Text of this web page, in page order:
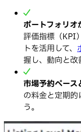
ポートフォリオ
評価指標（KPI
トを活用して、
握し、動向と改
市場予約ペース
の料金と定期的
う。